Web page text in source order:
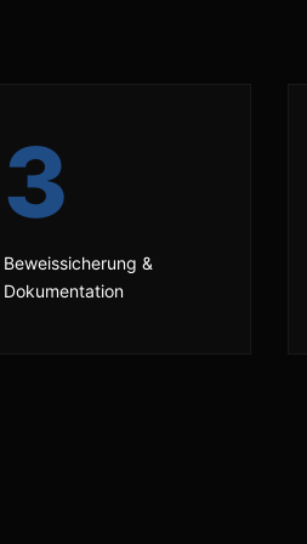
3
Beweissicherung &
Dokumentation